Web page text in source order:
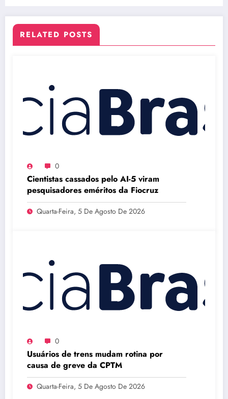
RELATED POSTS
0
Cientistas cassados pelo AI-5 viram
pesquisadores eméritos da Fiocruz
Quarta-Feira, 5 De Agosto De 2026
0
Usuários de trens mudam rotina por
causa de greve da CPTM
Quarta-Feira, 5 De Agosto De 2026